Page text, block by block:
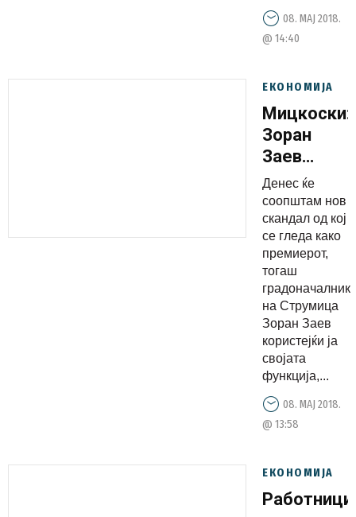
милијарди
денари
08. МАЈ 2018.
@ 14:40
ЕКОНОМИЈА
Мицкоски:
Зоран
Заев
продал
земјиште
кое
завршило
во рацете
на Вице
Заев
Денес ќе
соопштам нов
скандал од кој
се гледа како
премиерот,
тогаш
градоначалник
на Струмица
Зоран Заев
користејќи ја
својата
функција,...
08. МАЈ 2018.
@ 13:58
ЕКОНОМИЈА